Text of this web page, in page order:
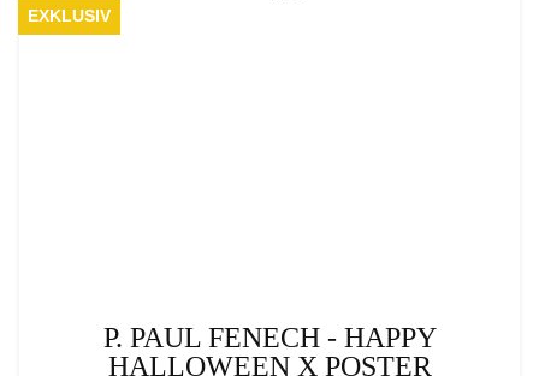
EXKLUSIV
P. PAUL FENECH - HAPPY
HALLOWEEN X POSTER